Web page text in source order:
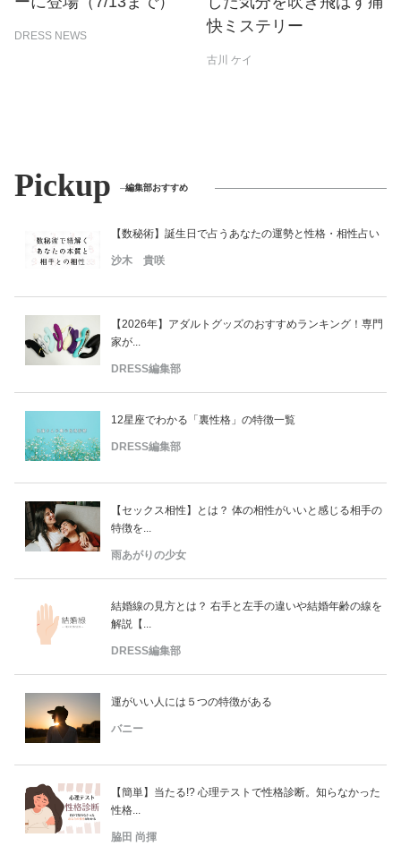
DRESS NEWS
快ミステリー
古川 ケイ
Pickup 編集部おすすめ
【数秘術】誕生日で占うあなたの運勢と性格・相性占い
沙木 貴咲
【2026年】アダルトグッズのおすすめランキング！専門
家が...
DRESS編集部
12星座でわかる「裏性格」の特徴一覧
DRESS編集部
【セックス相性】とは？ 体の相性がいいと感じる相手の
特徴を...
雨あがりの少女
結婚線の見方とは？ 右手と左手の違いや結婚年齢の線を
解説【...
DRESS編集部
運がいい人には５つの特徴がある
バニー
【簡単】当たる!? 心理テストで性格診断。知らなかった
性格...
脇田 尚揮